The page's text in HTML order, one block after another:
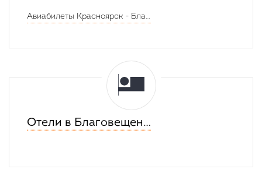
Авиабилеты Красноярск - Благовещенск
Отели в Благовещенске